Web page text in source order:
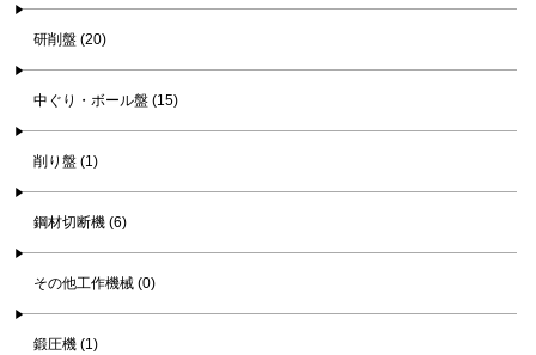
研削盤 (20)
中ぐり・ボール盤 (15)
削り盤 (1)
鋼材切断機 (6)
その他工作機械 (0)
鍛圧機 (1)